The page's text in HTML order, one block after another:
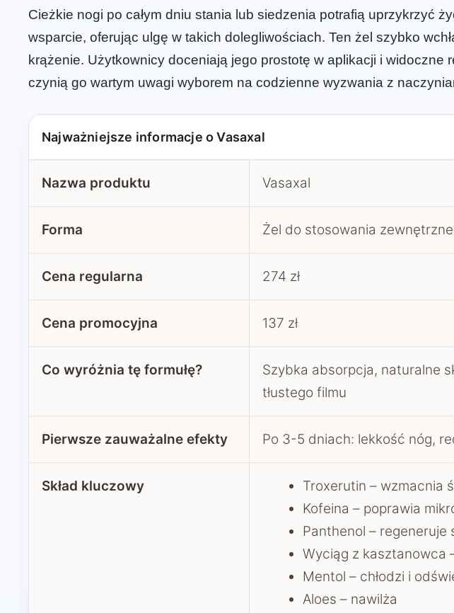
Cieżkie nogi po całym dniu stania lub siedzenia potrafią uprzykrzyć
wsparcie, oferując ulgę w takich dolegliwościach. Ten żel szybko
krążenie. Użytkownicy doceniają jego prostotę w aplikacji i widoczne
czynią go wartym uwagi wyborem na codzienne wyzwania z
Najważniejsze informacje o Vasaxal
Nazwa produktu Vasaxal
Forma Żel do stosowania
Cena regularna 274 zł
Cena promocyjna 137 zł
Co wyróżnia tę formułę?
Szybka absorpcja, naturalne
tłustego filmu
Pierwsze zauważalne efekty Po 3-5 dniach: lekkość nóg,
Skład kluczowy
Troxerutin – wzmacnia
Kofeina – poprawia
Panthenol – regeneruje
Wyciąg z kasztanowca
Mentol – chłodzi i
Aloes – nawilża